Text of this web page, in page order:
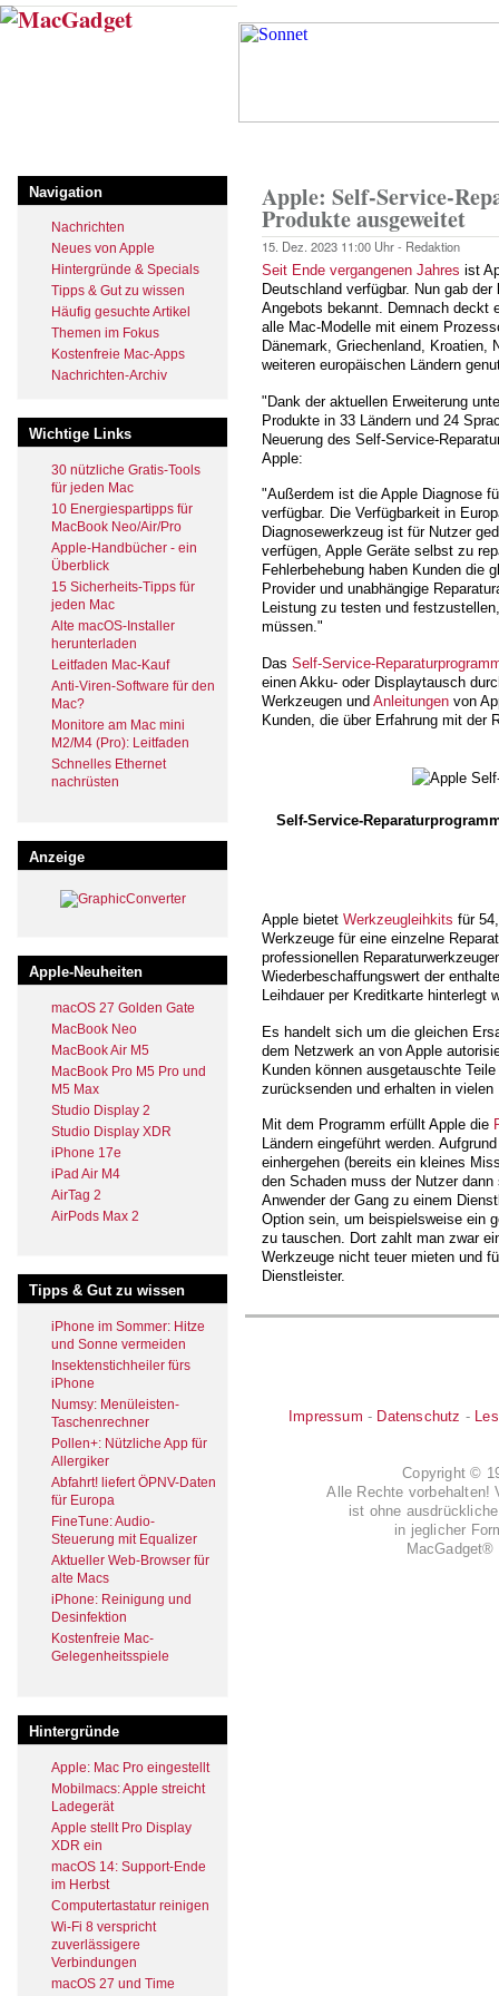
zum
Navigation
Nachrichten
Neues von Apple
Hintergründe & Specials
Tipps & Gut zu wissen
Häufig gesuchte Artikel
Themen im Fokus
Kostenfreie Mac-Apps
Nachrichten-Archiv
Wichtige Links
30 nützliche Gratis-Tools
für jeden Mac
10 Energiespartipps für
MacBook Neo/Air/Pro
Apple-Handbücher - ein
Überblick
15 Sicherheits-Tipps für
jeden Mac
Alte macOS-Installer
herunterladen
Leitfaden Mac-Kauf
Anti-Viren-Software für den
Mac?
Monitore am Mac mini
M2/M4 (Pro): Leitfaden
Schnelles Ethernet
nachrüsten
Anzeige
Apple-Neuheiten
macOS 27 Golden Gate
MacBook Neo
MacBook Air M5
MacBook Pro M5 Pro und
M5 Max
Studio Display 2
Studio Display XDR
iPhone 17e
iPad Air M4
AirTag 2
AirPods Max 2
Tipps & Gut zu wissen
iPhone im Sommer: Hitze
und Sonne vermeiden
Insektenstichheiler fürs
iPhone
Numsy: Menüleisten-
Taschenrechner
Pollen+: Nützliche App für
Allergiker
Abfahrt! liefert ÖPNV-Daten
für Europa
FineTune: Audio-
Steuerung mit Equalizer
Aktueller Web-Browser für
alte Macs
iPhone: Reinigung und
Desinfektion
Kostenfreie Mac-
Gelegenheitsspiele
Hintergründe
Apple: Mac Pro eingestellt
Mobilmacs: Apple streicht
Ladegerät
Apple stellt Pro Display
XDR ein
macOS 14: Support-Ende
im Herbst
Computertastatur reinigen
Wi-Fi 8 verspricht
zuverlässigere
Verbindungen
macOS 27 und Time
Apple: Self-Service-
Produkte ausgeweitet
15. Dez. 2023 11:00 Uhr - Redaktion
Seit Ende vergangenen Jahres ist
Deutschland verfügbar. Nun gab
Angebots bekannt. Demnach deckt
alle Mac-Modelle mit einem
Dänemark, Griechenland, Kroatien,
weiteren europäischen Ländern
"Dank der aktuellen Erweiterung
Produkte in 33 Ländern und 24
Neuerung des Self-Service-
Apple:
"Außerdem ist die Apple Diagnose
verfügbar. Die Verfügbarkeit in
Diagnosewerkzeug ist für Nutzer
verfügen, Apple Geräte selbst zu
Fehlerbehebung haben Kunden die
Provider und unabhängige
Leistung zu testen und
müssen."
Das Self-Service-
einen Akku- oder Displaytausch
Werkzeugen und Anleitungen von
Kunden, die über Erfahrung mit der
Self-Service-
Apple bietet Werkzeugleihkits für
Werkzeuge für eine einzelne
professionellen
Wiederbeschaffungswert der
Leihdauer per Kreditkarte hinterlegt
Es handelt sich um die gleichen
dem Netzwerk an von Apple
Kunden können ausgetauschte
zurücksenden und erhalten in
Mit dem Programm erfüllt Apple die
Ländern eingeführt werden.
einhergehen (bereits ein kleines
den Schaden muss der Nutzer
Anwender der Gang zu einem
Option sein, um beispielsweise ein
zu tauschen. Dort zahlt man zwar
Werkzeuge nicht teuer mieten und
Dienstleister.
Impressum - Datenschutz -
Copyright ©
Alle Rechte vorbehalten!
ist ohne
in jeglicher
MacGadget®